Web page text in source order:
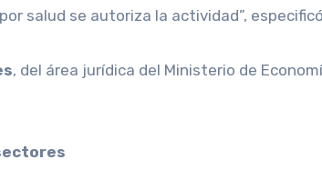
salud se autoriza la actividad”,
, del área jurídica del Ministerio de